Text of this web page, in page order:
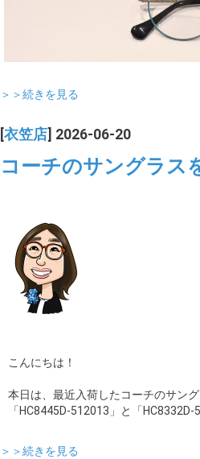
＞＞続きを見る
衣笠店 ] 2026-06-20
コーチのサングラス
こんにちは！
本日は、最近入荷したコーチのサング
「HC8445D-512013」と「HC8332D-
＞＞続きを見る